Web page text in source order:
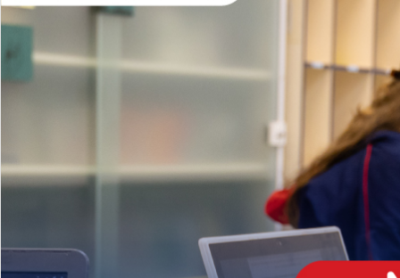
EDUCAÇÃO INFANTIL
Inglês todos os dias
MÉDIO
igh School
Dupla Diplomação